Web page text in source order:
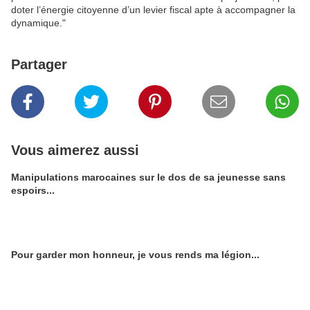
doter l’énergie citoyenne d’un levier fiscal apte à accompagner la
dynamique."
Partager
Vous aimerez aussi
Manipulations marocaines sur le dos de sa jeunesse sans
espoirs...
Pour garder mon honneur, je vous rends ma légion...